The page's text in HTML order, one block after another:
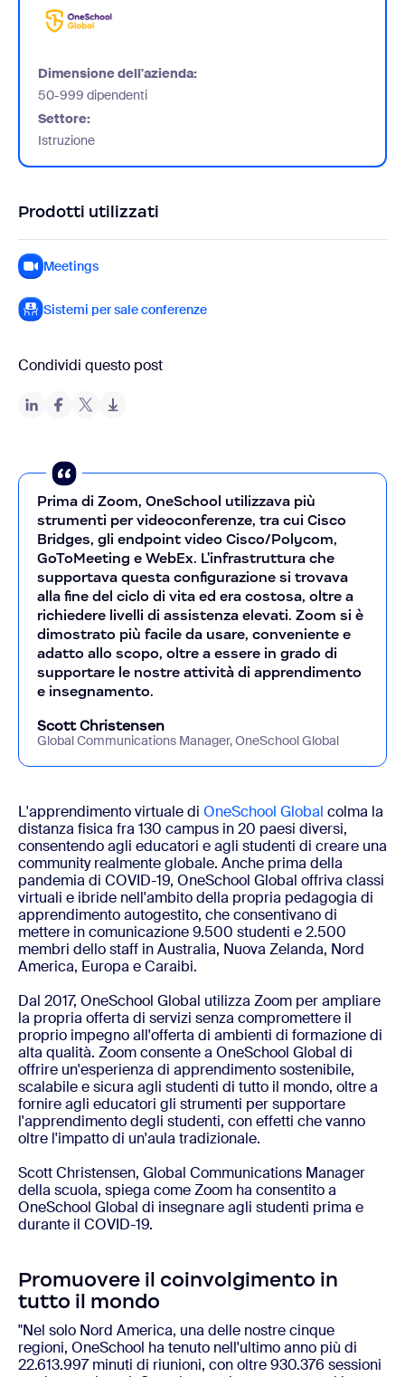
Dimensione dell'azienda:
50-999 dipendenti
Settore:
Istruzione
Prodotti utilizzati
Meetings
Sistemi per sale conferenze
Condividi questo post
Prima di Zoom, OneSchool utilizzava più
strumenti per videoconferenze, tra cui Cisco
Bridges, gli endpoint video Cisco/Polycom,
GoToMeeting e WebEx. L'infrastruttura che
supportava questa configurazione si trovava
alla fine del ciclo di vita ed era costosa, oltre a
richiedere livelli di assistenza elevati. Zoom si è
dimostrato più facile da usare, conveniente e
adatto allo scopo, oltre a essere in grado di
supportare le nostre attività di apprendimento
e insegnamento.
Scott Christensen
Global Communications Manager, OneSchool Global
L'apprendimento virtuale di OneSchool Global colma la
distanza fisica fra 130 campus in 20 paesi diversi,
consentendo agli educatori e agli studenti di creare una
community realmente globale. Anche prima della
pandemia di COVID-19, OneSchool Global offriva classi
virtuali e ibride nell'ambito della propria pedagogia di
apprendimento autogestito, che consentivano di
mettere in comunicazione 9.500 studenti e 2.500
membri dello staff in Australia, Nuova Zelanda, Nord
America, Europa e Caraibi.
Dal 2017, OneSchool Global utilizza Zoom per ampliare
la propria offerta di servizi senza compromettere il
proprio impegno all'offerta di ambienti di formazione di
alta qualità. Zoom consente a OneSchool Global di
offrire un'esperienza di apprendimento sostenibile,
scalabile e sicura agli studenti di tutto il mondo, oltre a
fornire agli educatori gli strumenti per supportare
l'apprendimento degli studenti, con effetti che vanno
oltre l'impatto di un'aula tradizionale.
Scott Christensen, Global Communications Manager
della scuola, spiega come Zoom ha consentito a
OneSchool Global di insegnare agli studenti prima e
durante il COVID-19.
Promuovere il coinvolgimento in
tutto il mondo
"Nel solo Nord America, una delle nostre cinque
regioni, OneSchool ha tenuto nell'ultimo anno più di
22.613.997 minuti di riunioni, con oltre 930.376 sessioni